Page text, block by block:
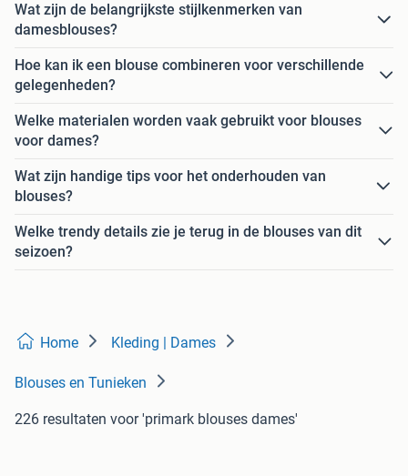
Wat zijn de belangrijkste stijlkenmerken van
damesblouses?
Hoe kan ik een blouse combineren voor verschillende
gelegenheden?
Welke materialen worden vaak gebruikt voor blouses
voor dames?
Wat zijn handige tips voor het onderhouden van
blouses?
Welke trendy details zie je terug in de blouses van dit
seizoen?
Home Kleding | Dames
Blouses en Tunieken
226 resultaten voor 'primark blouses dames'